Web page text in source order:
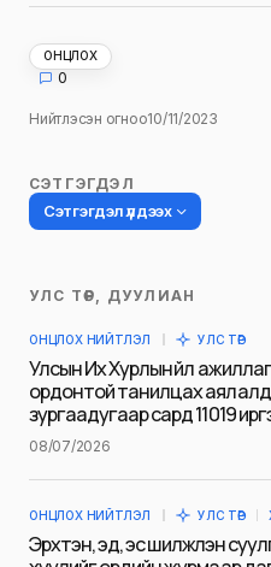
ОНЦЛОХ
0
Нийтлэсэн огноо10/11/2023
СЭТГЭГДЭЛ
Сэтгэгдэл үлдээх
Таны имэйл хаягийг
тэмдэглэсэн
Name
УЛС ТӨР, ДУУЛИАН
ОНЦЛОХ НИЙТЛЭЛ УЛС ТӨР
Улсын Их Хурлын үйл
ордонтой танилцах аялалд
зургаадугаар сард 11019
08/07/2026
ОНЦЛОХ НИЙТЛЭЛ УЛС ТӨР
Эрхтэн, эд, эс шилжүүлэн